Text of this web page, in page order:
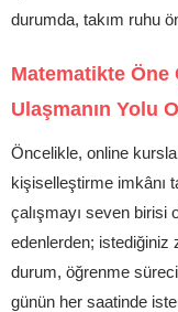
durumda, takım ruhu
Matematikte Öne
Ulaşmanın Yolu
Öncelikle, online
kişiselleştirme imkânı
çalışmayı seven birisi
edenlerden; istediğiniz
durum, öğrenme
günün her saatinde